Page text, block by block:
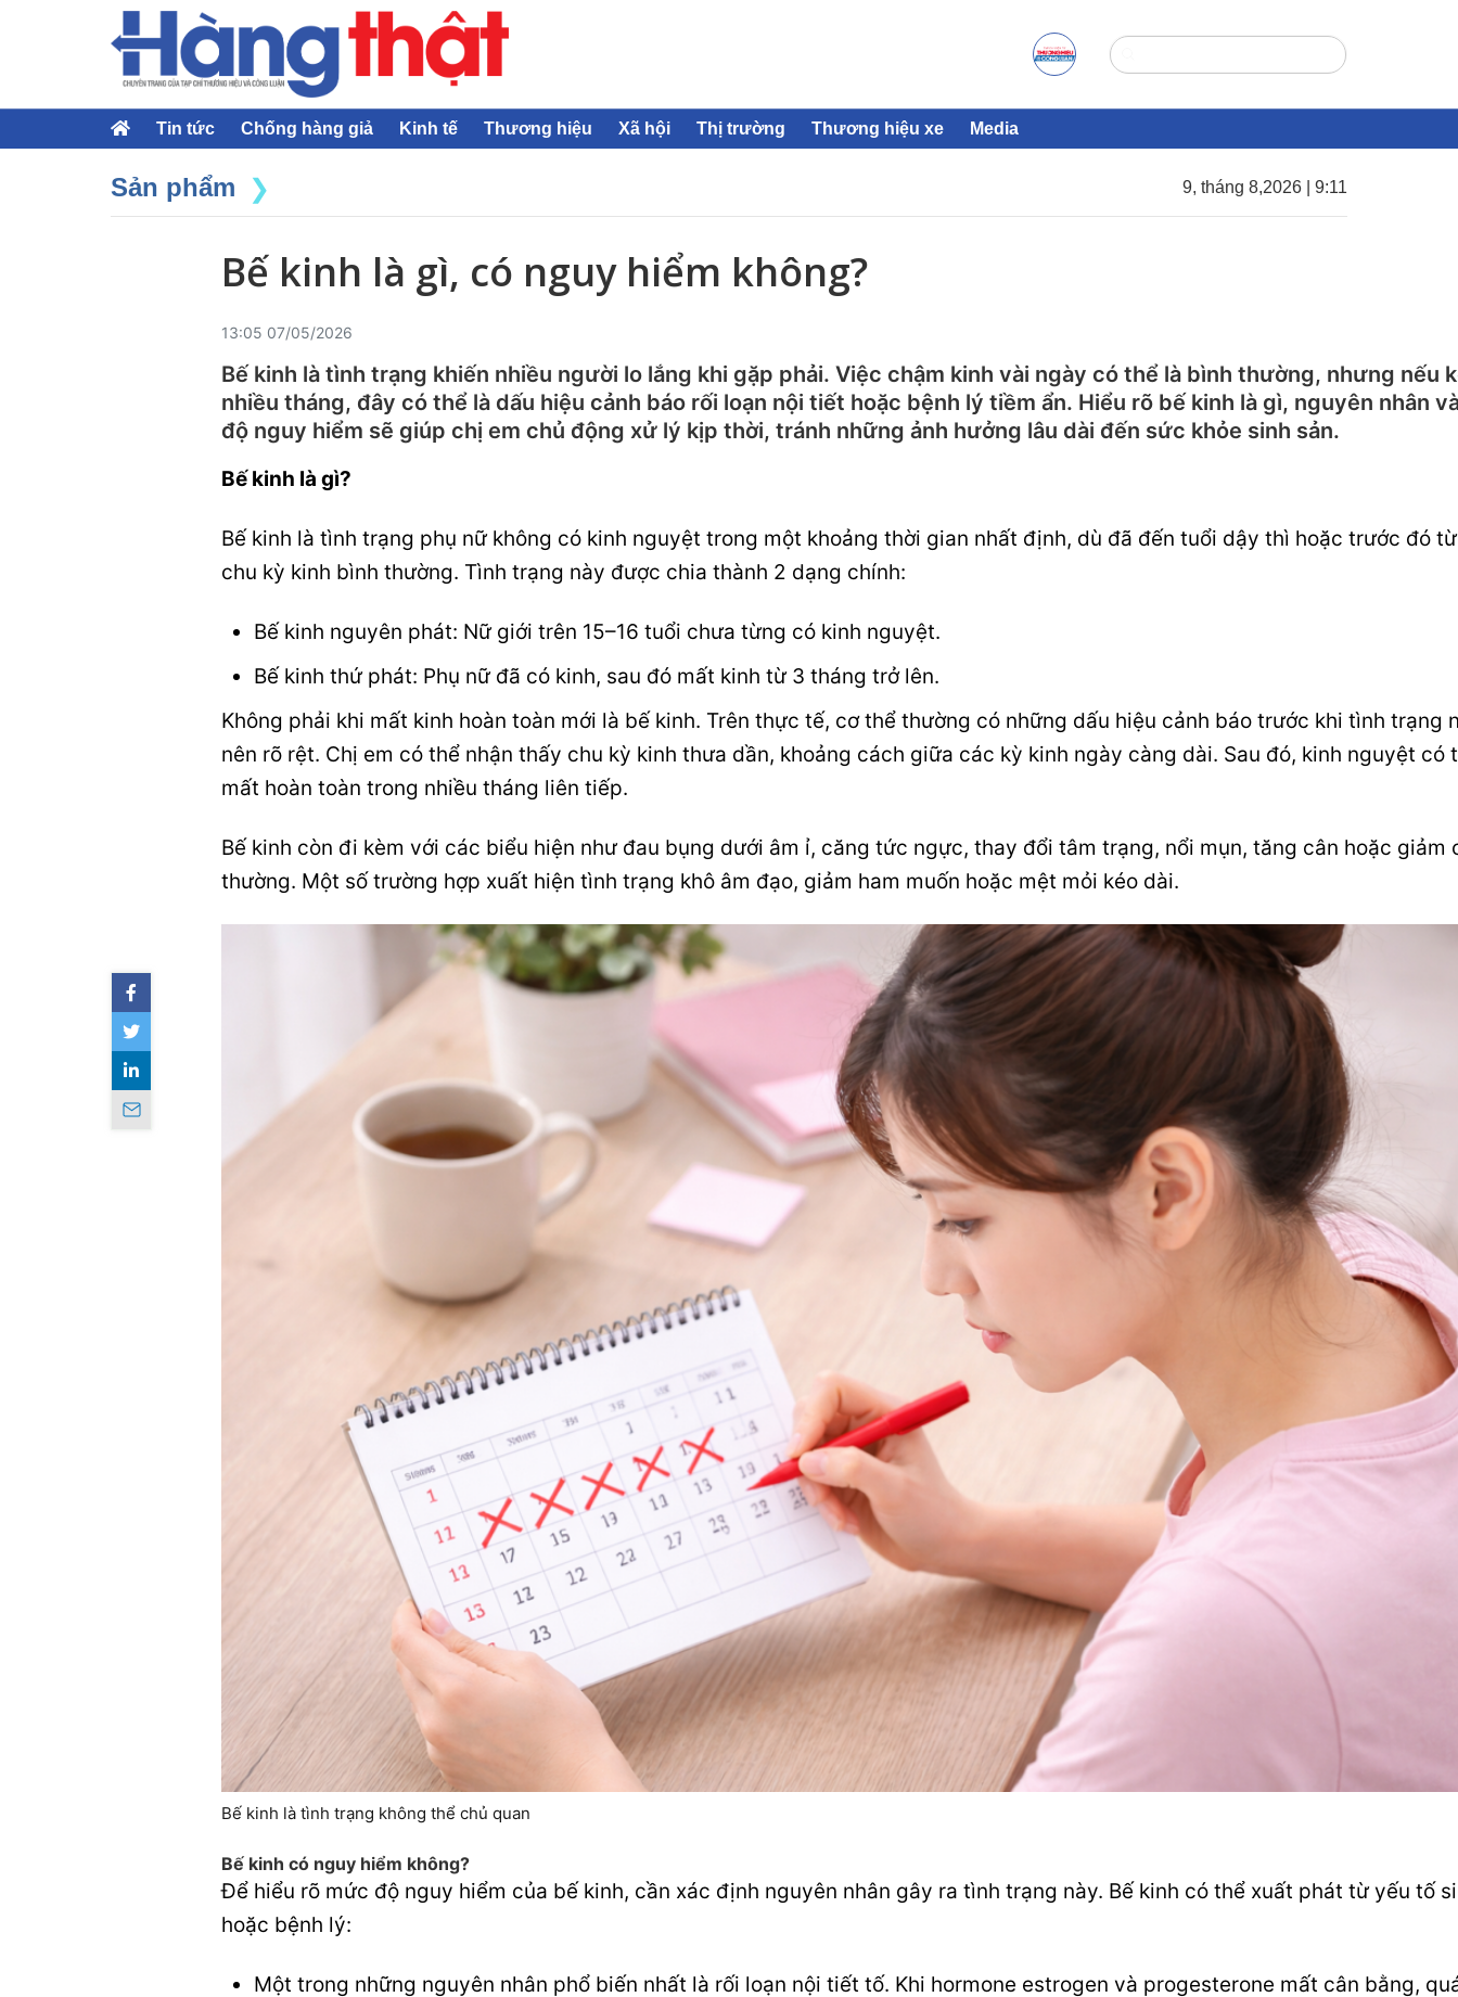
Tin tức Chống hàng giả Kinh tế Thương hiệu Xã hội Thị trường Thương hiệu xe Media
Sản phẩm 9, tháng 8,2026 | 9:11
Bế kinh là gì, có nguy hiểm không?
13:05 07/05/2026
Bế kinh là tình trạng khiến nhiều người lo lắng khi gặp phải. Việc chậm kinh vài ngày có thể là bình thường, nhưng nếu
nhiều tháng, đây có thể là dấu hiệu cảnh báo rối loạn nội tiết hoặc bệnh lý tiềm ẩn. Hiểu rõ bế kinh là gì, nguyên nhân
độ nguy hiểm sẽ giúp chị em chủ động xử lý kịp thời, tránh những ảnh hưởng lâu dài đến sức khỏe sinh sản.
Bế kinh là gì?
Bế kinh là tình trạng phụ nữ không có kinh nguyệt trong một khoảng thời gian nhất định, dù đã đến tuổi dậy thì hoặc trước đó
chu kỳ kinh bình thường. Tình trạng này được chia thành 2 dạng chính:
Bế kinh nguyên phát: Nữ giới trên 15–16 tuổi chưa từng có kinh nguyệt.
Bế kinh thứ phát: Phụ nữ đã có kinh, sau đó mất kinh từ 3 tháng trở lên.
Không phải khi mất kinh hoàn toàn mới là bế kinh. Trên thực tế, cơ thể thường có những dấu hiệu cảnh báo trước khi tình trạng
nên rõ rệt. Chị em có thể nhận thấy chu kỳ kinh thưa dần, khoảng cách giữa các kỳ kinh ngày càng dài. Sau đó, kinh nguyệt có
mất hoàn toàn trong nhiều tháng liên tiếp.
Bế kinh còn đi kèm với các biểu hiện như đau bụng dưới âm ỉ, căng tức ngực, thay đổi tâm trạng, nổi mụn, tăng cân hoặc giảm
thường. Một số trường hợp xuất hiện tình trạng khô âm đạo, giảm ham muốn hoặc mệt mỏi kéo dài.
Bế kinh là tình trạng không thể chủ quan
Bế kinh có nguy hiểm không?
Để hiểu rõ mức độ nguy hiểm của bế kinh, cần xác định nguyên nhân gây ra tình trạng này. Bế kinh có thể xuất phát từ yếu tố
hoặc bệnh lý:
Một trong những nguyên nhân phổ biến nhất là rối loạn nội tiết tố. Khi hormone estrogen và progesterone mất cân bằng,